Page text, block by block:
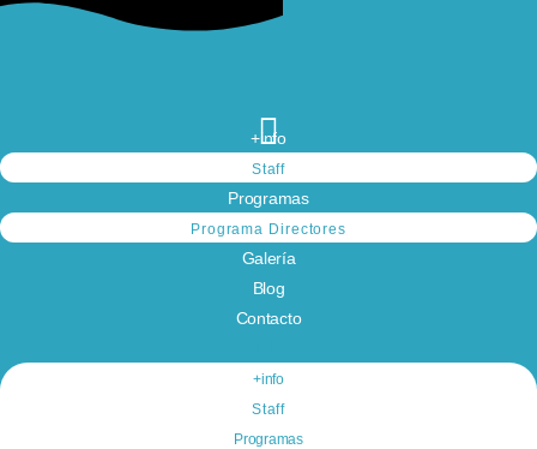
+info
Staff
Programas
Programa Directores
Galería
Blog
Contacto
+info
Staff
Programas